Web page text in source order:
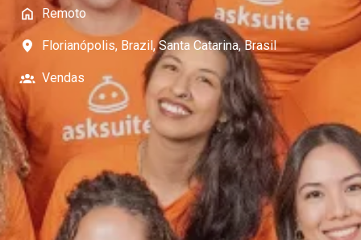
Remoto
Florianópolis, Brazil , Santa Catarina, Brasil
Vendas